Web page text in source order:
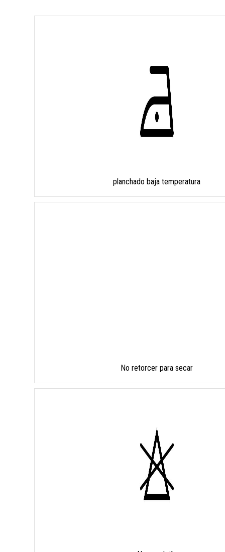
planchado baja temperatura
No retorcer para secar